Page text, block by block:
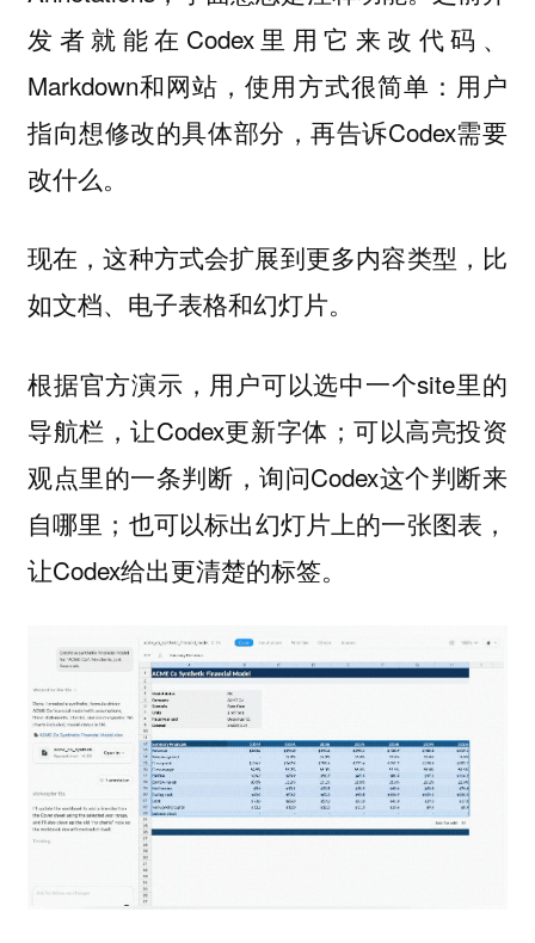
发者就能在Codex里用它来改代码、
Markdown和网站，使用方式很简单：用户
指向想修改的具体部分，再告诉Codex需要
改什么。
现在，这种方式会扩展到更多内容类型，比
如文档、电子表格和幻灯片。
根据官方演示，用户可以选中一个site里的
导航栏，让Codex更新字体；可以高亮投资
观点里的一条判断，询问Codex这个判断来
自哪里；也可以标出幻灯片上的一张图表，
让Codex给出更清楚的标签。